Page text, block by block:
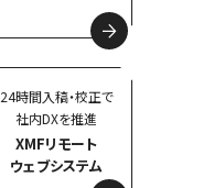
24時間入稿・校正で
社内DXを推進
XMFリモート
ウェブシステム